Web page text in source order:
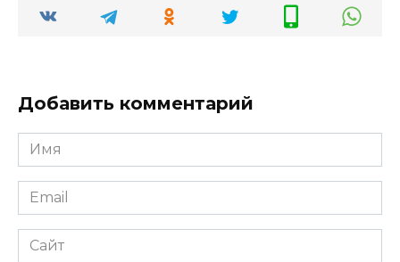
Добавить комментарий
Имя
*
Email
*
Сайт